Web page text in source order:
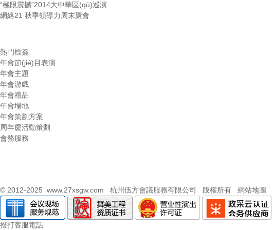
“極限震撼”2014大中華區(qū)巡演
網絡21 秋季領導力周末聚會
熱門標簽
年會節(jié)目表演
年會主題
年會游戲
年會禮品
年會場地
年會策劃方案
周年慶活動策劃
會務服務
© 2012-2025 www.27xsgw.com 杭州伍方會議服務有限公司 版權所有 網站地圖
撥打客服電話